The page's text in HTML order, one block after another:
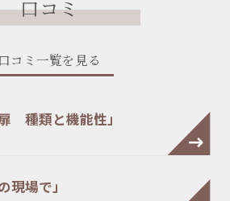
口コミ
口コミ一覧を見る
種類と機能性」
現場で」